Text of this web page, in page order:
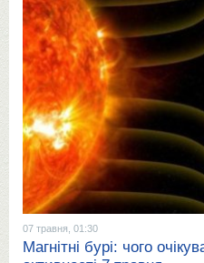
07 травня, 01:30
Магнітні бурі: чого